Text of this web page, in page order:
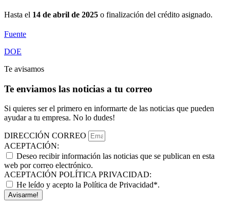
Hasta el 14 de abril de 2025 o finalización del crédito asignado.
Fuente
DOE
Te avisamos
Te enviamos las noticias a tu correo
Si quieres ser el primero en informarte de las noticias que pueden
ayudar a tu empresa. No lo dudes!
DIRECCIÓN CORREO
ACEPTACIÓN:
Deseo recibir información las noticias que se publican en esta
web por correo electrónico.
ACEPTACIÓN POLÍTICA PRIVACIDAD:
He leído y acepto la Política de Privacidad*.
Avisarme!